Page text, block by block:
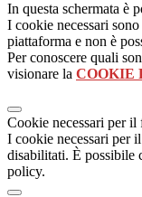
In questa schermata è
I cookie necessari
piattaforma e non è
Per conoscere quali
visionare la COOKIE
Cookie necessari per il
I cookie necessari per
disabilitati. È possibile
policy.